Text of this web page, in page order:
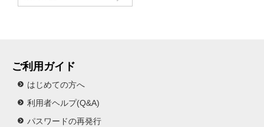
ご利用ガイド
はじめての方へ
利用者ヘルプ(Q&A)
パスワードの再発行